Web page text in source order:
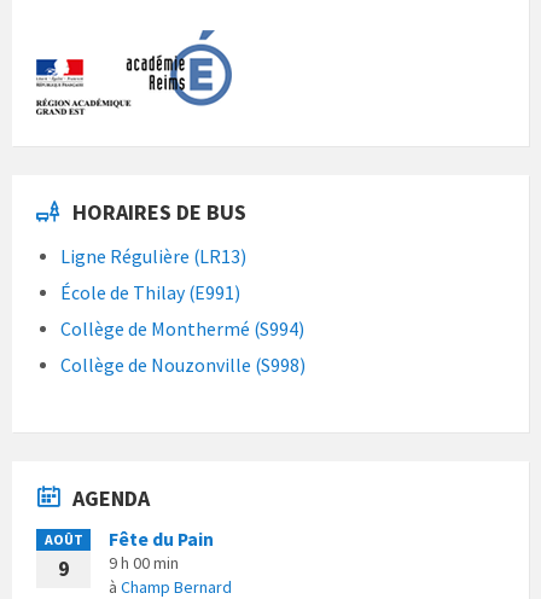
HORAIRES DE BUS
Ligne Régulière (LR13)
École de Thilay (E991)
Collège de Monthermé (S994)
Collège de Nouzonville (S998)
AGENDA
AOÛT
9
Fête du Pain
9 h 00 min
à Champ Bernard